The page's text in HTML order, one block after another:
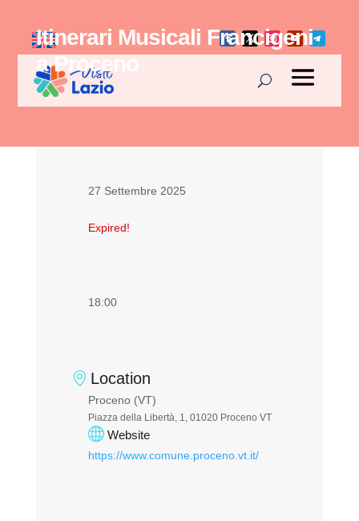
Itinerari Musicali Francigeni
a Proceno
27 Settembre 2025
Expired!
18:00
Location
Proceno (VT)
Piazza della Libertà, 1, 01020 Proceno VT
Website
https://www.comune.proceno.vt.it/